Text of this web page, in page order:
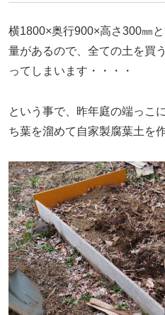
横1800×奥行900×高さ300㎜
量があるので、全ての土を買
ってしまいます・・・・
という事で、昨年庭の端っこ
ち葉を溜めて自家製腐葉土を